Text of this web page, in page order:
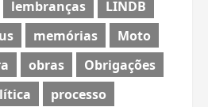
lembranças
LINDB
memórias
Moto
obras
Obrigações
processo